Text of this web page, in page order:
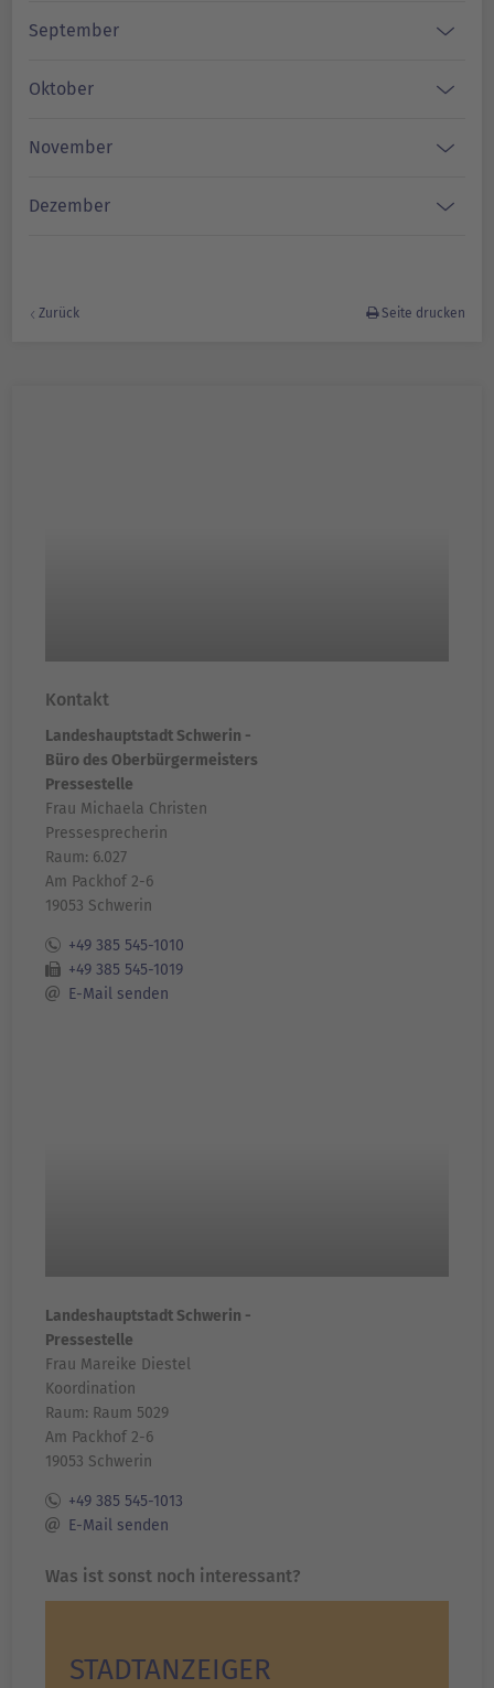
September
Oktober
November
Dezember
Zurück Seite drucken
Kontakt
Landeshauptstadt Schwerin -
Büro des Oberbürgermeisters
Pressestelle
Frau Michaela Christen
Pressesprecherin
Raum: 6.027
Am Packhof 2-6
19053 Schwerin
+49 385 545-1010
+49 385 545-1019
E-Mail senden
Landeshauptstadt Schwerin -
Pressestelle
Frau Mareike Diestel
Koordination
Raum: Raum 5029
Am Packhof 2-6
19053 Schwerin
+49 385 545-1013
E-Mail senden
Was ist sonst noch interessant?
STADTANZEIGER